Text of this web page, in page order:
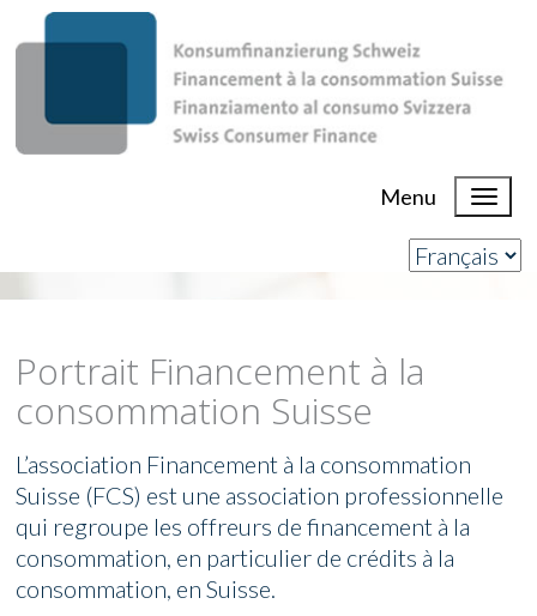
Menu
Portrait Financement à la
consommation Suisse
L’association Financement à la consommation
Suisse (FCS) est une association professionnelle
qui regroupe les offreurs de financement à la
consommation, en particulier de crédits à la
consommation, en Suisse.